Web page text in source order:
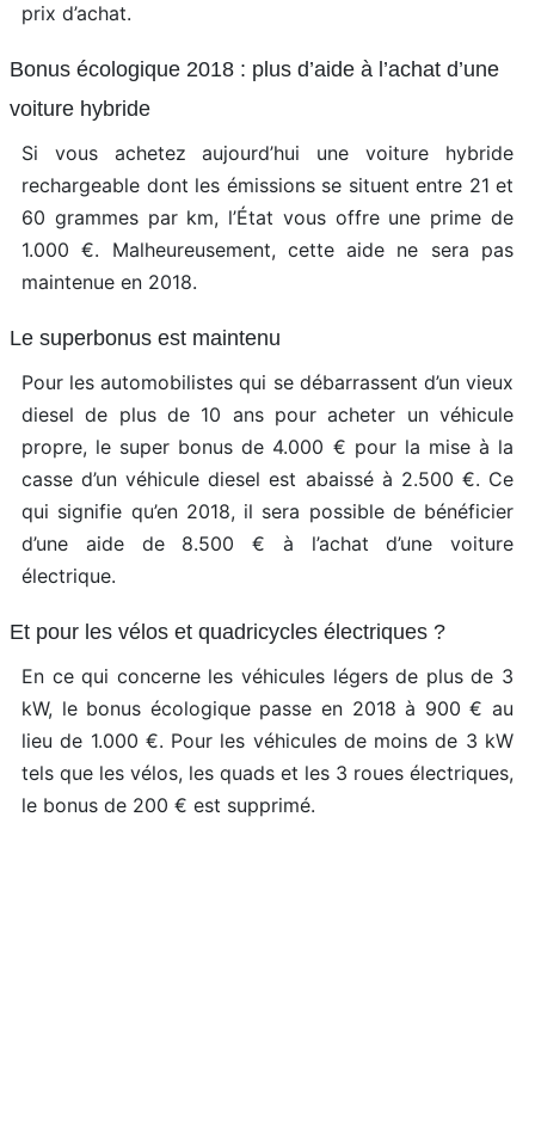
prix d’achat.
Bonus écologique 2018 : plus d’aide à l’achat d’une
voiture hybride
Si vous achetez aujourd’hui une voiture hybride
rechargeable dont les émissions se situent entre 21 et
60 grammes par km, l’État vous offre une prime de
1.000 €. Malheureusement, cette aide ne sera pas
maintenue en 2018.
Le superbonus est maintenu
Pour les automobilistes qui se débarrassent d’un vieux
diesel de plus de 10 ans pour acheter un véhicule
propre, le super bonus de 4.000 € pour la mise à la
casse d’un véhicule diesel est abaissé à 2.500 €. Ce
qui signifie qu’en 2018, il sera possible de bénéficier
d’une aide de 8.500 € à l’achat d’une voiture
électrique.
Et pour les vélos et quadricycles électriques ?
En ce qui concerne les véhicules légers de plus de 3
kW, le bonus écologique passe en 2018 à 900 € au
lieu de 1.000 €. Pour les véhicules de moins de 3 kW
tels que les vélos, les quads et les 3 roues électriques,
le bonus de 200 € est supprimé.